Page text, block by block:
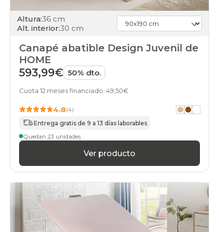
Altura:36 cm
Alt. interior:30 cm
Canapé abatible Design Juvenil de
HOME
593,99€ 50% dto.
Cuota 12 meses financiado: 49,50€
4.8(4)
Entrega gratis de 9 a 13 días laborables
Quedan 23 unidades
Ver producto